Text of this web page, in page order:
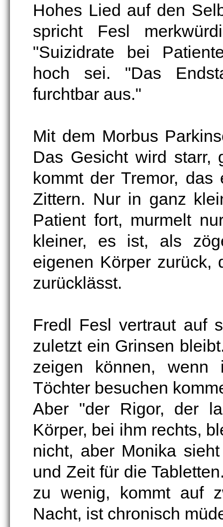
Hohes Lied auf den
spricht Fesl
"Suizidrate bei
hoch sei. "Das
furchtbar aus."
Mit dem Morbus
Das Gesicht wird starr,
kommt der Tremor, das
Zittern. Nur in ganz
Patient fort, murmelt
kleiner, es ist, als
eigenen Körper zurück,
zurücklässt.
Fredl Fesl vertraut auf
zuletzt ein Grinsen
zeigen können, wenn
Töchter besuchen
Aber "der Rigor, der
Körper, bei ihm rechts,
nicht, aber Monika
und Zeit für die
zu wenig, kommt auf
Nacht, ist chronisch